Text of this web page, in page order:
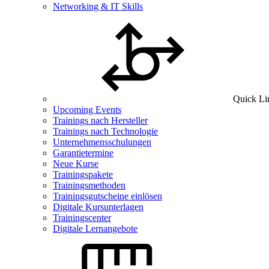
Networking & IT Skills
Quick
Upcoming Events
Trainings nach Hersteller
Trainings nach Technologie
Unternehmensschulungen
Garantietermine
Neue Kurse
Trainingspakete
Trainingsmethoden
Trainingsgutscheine einlösen
Digitale Kursunterlagen
Trainingscenter
Digitale Lernangebote